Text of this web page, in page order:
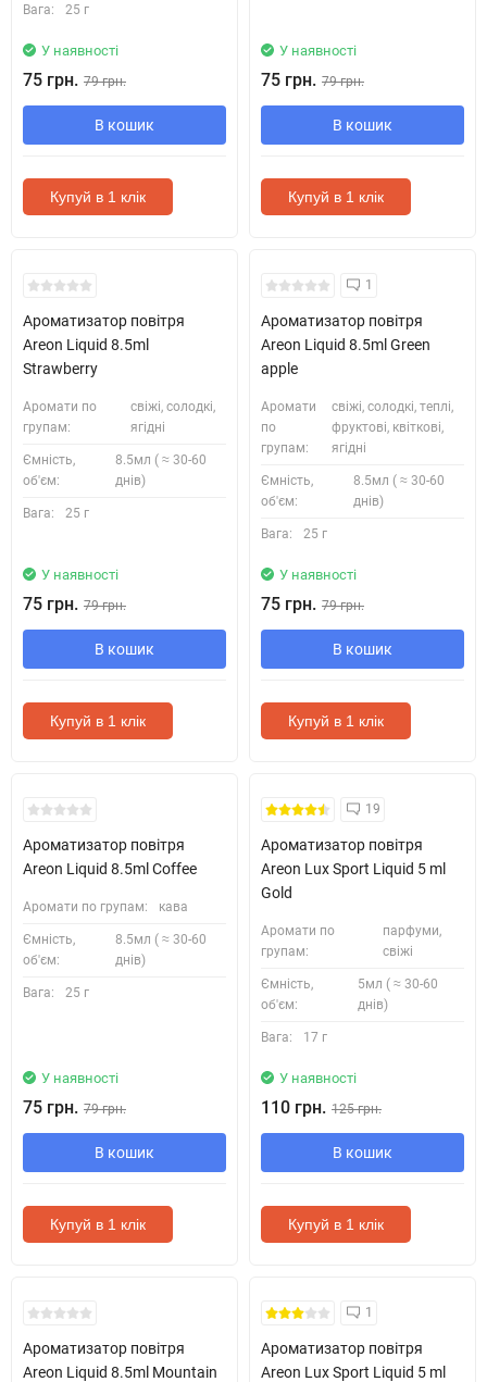
Вага: 25 г
У наявності
75 грн. 79 грн.
В кошик
Купуй в 1 клік
У наявності
75 грн. 79 грн.
В кошик
Купуй в 1 клік
Ароматизатор повітря
Areon Liquid 8.5ml
Strawberry
Аромати по
групам:
свіжі, солодкі,
ягідні
Ємність,
об'єм:
8.5мл ( ≈ 30-60
днів)
Вага: 25 г
У наявності
75 грн. 79 грн.
В кошик
Купуй в 1 клік
1
Ароматизатор повітря
Areon Liquid 8.5ml Green
apple
Аромати
по
групам:
свіжі, солодкі, теплі,
фруктові, квіткові,
ягідні
Ємність,
об'єм:
8.5мл ( ≈ 30-60
днів)
Вага: 25 г
У наявності
75 грн. 79 грн.
В кошик
Купуй в 1 клік
Ароматизатор повітря
Areon Liquid 8.5ml Coffee
Аромати по групам: кава
Ємність,
об'єм:
8.5мл ( ≈ 30-60
днів)
Вага: 25 г
У наявності
75 грн. 79 грн.
В кошик
Купуй в 1 клік
19
Ароматизатор повітря
Areon Lux Sport Liquid 5 ml
Gold
Аромати по
групам:
парфуми,
свіжі
Ємність,
об'єм:
5мл ( ≈ 30-60
днів)
Вага: 17 г
У наявності
110 грн. 125 грн.
В кошик
Купуй в 1 клік
Ароматизатор повітря
Areon Liquid 8.5ml Mountain
1
Ароматизатор повітря
Areon Lux Sport Liquid 5 ml